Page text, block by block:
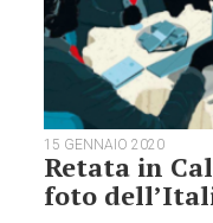
15 GENNAIO 2020
Retata in
foto